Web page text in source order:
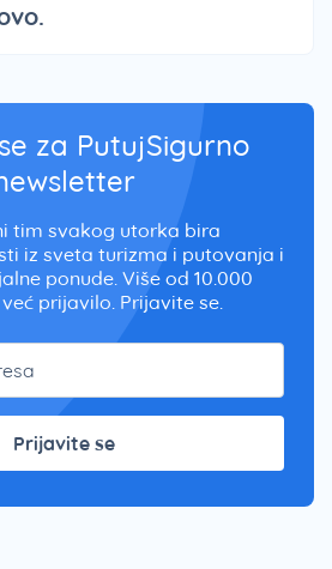
za PutujSigurno
tim svakog utorka bira
iz sveta turizma i putovanja i
ponude. Više od 10.000
prijavilo. Prijavite se.
Prijavite se